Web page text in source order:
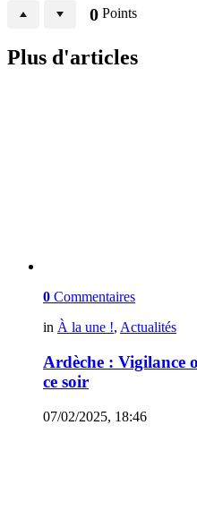
0 Points
Plus d'articles
0 Commentaires
in À la une !, Actualités
Ardèche : Vigilance
ce soir
07/02/2025, 18:46